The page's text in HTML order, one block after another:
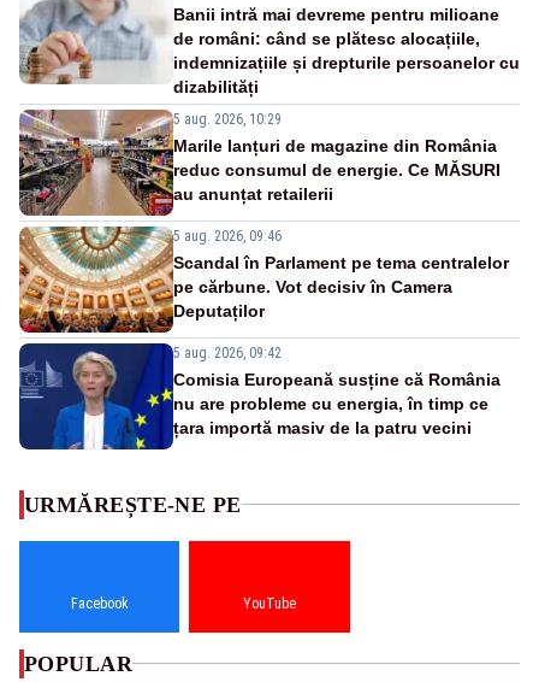
Banii intră mai devreme pentru milioane
de români: când se plătesc alocațiile,
indemnizațiile și drepturile persoanelor cu
dizabilități
5 aug. 2026, 10:29
Marile lanțuri de magazine din România
reduc consumul de energie. Ce MĂSURI
au anunțat retailerii
5 aug. 2026, 09:46
Scandal în Parlament pe tema centralelor
pe cărbune. Vot decisiv în Camera
Deputaților
5 aug. 2026, 09:42
Comisia Europeană susține că România
nu are probleme cu energia, în timp ce
țara importă masiv de la patru vecini
URMĂREȘTE-NE PE
Facebook YouTube
POPULAR